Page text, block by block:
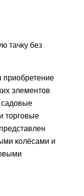
тачку без
приобретение
элементов
садовые
торговые
колёсами и